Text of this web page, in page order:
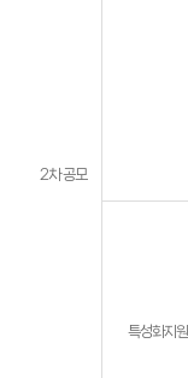
2차 공모
특성화지원